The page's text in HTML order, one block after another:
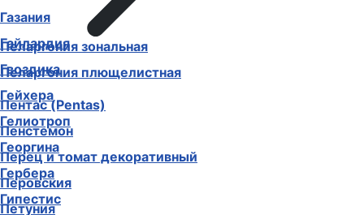
Газания
Гайлардия
Гвоздика
Гейхера
Гелиотроп
Георгина
Гербера
Гипестис
Пеларгония зональная
Пеларгония плющелистная
Пентас (Pentas)
Пенстемон
Перец и томат декоративный
Перовския
Петуния